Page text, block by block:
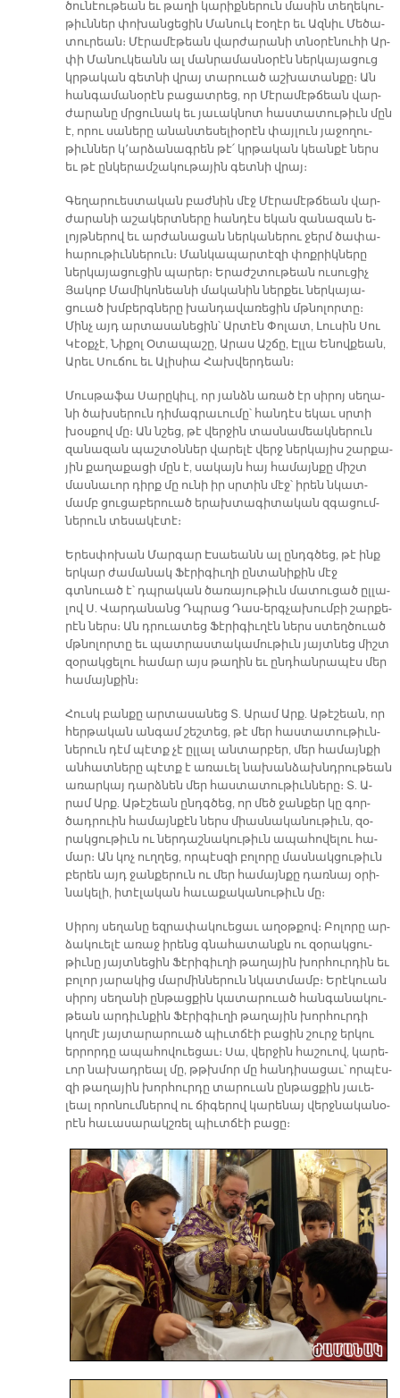
ծու­նէու­թեան եւ թա­ղի կա­րիք­նե­րուն մա­սին տե­ղե­կու­
թիւն­ներ փո­խան­ցե­ցին Մա­նուկ Էօ­ղէր եւ Ազ­նիւ Մե­ծա­
տու­րեան։ Մէ­րա­մէ­թեան վար­ժա­րա­նի տնօ­րէ­նու­հի Ար­
փի Մա­նու­կեանն ալ ման­րա­մաս­նօ­րէն ներ­կա­յա­ցուց
կրթա­կան գետ­նի վրայ տա­րուած աշ­խա­տան­քը։ Ան
հան­գա­մա­նօ­րէն բա­ցատ­րեց, որ Մէ­րա­մէթ­ճեան վար­
ժա­րա­նը մրցու­նակ եւ յա­ւակ­նոտ հաս­տա­տու­թիւն մըն
է, ո­րու սա­նե­րը ա­նան­տե­սե­լիօ­րէն փայ­լուն յա­ջո­ղու­
թիւն­ներ կ՚ար­ձա­նագ­րեն թէ՛ կրթա­կան կեան­քէ ներս
եւ թէ ըն­կե­րամ­շա­կու­թա­յին գետ­նի վրայ։
Գե­ղա­րուես­տա­կան բաժ­նին մէջ Մէ­րա­մէթ­ճեան վար­
ժա­րա­նի ա­շա­կերտ­նե­րը հան­դէս ե­կան զա­նա­զան ե­
լոյթ­նե­րով եւ ար­ժա­նա­ցան ներ­կա­նե­րու ջերմ ծա­փա­
հա­րու­թիւն­նե­րուն։ Ման­կա­պար­տէ­զի փոք­րիկ­նե­րը
ներ­կա­յա­ցու­ցին պա­րեր։ Ե­րաժշ­տու­թեան ու­սուց­իչ
Յա­կոբ Մա­մի­կո­նեա­նի մա­կա­նին ներ­քեւ ներ­կա­յա­
ցուած խմբերգ­նե­րը խան­դա­վա­ռե­ցին մթնո­լոր­տը։
Մինչ այդ ար­տա­սա­նե­ցին՝ Ար­տէն Փո­լատ, Լու­սին Սու
Կէօք­չէ, Նի­քոլ Օ­տա­պա­շը, Ա­րաս Աշ­ճը, Էլ­լա Ե­նով­քեան,
Ա­րեւ Սու­ճու եւ Ա­լի­սիա Հախ­վեր­դեան։
Մուս­թա­ֆա Սա­րը­կիւլ, որ յանձն ա­ռած էր սի­րոյ սե­ղա­
նի ծախ­սե­րուն դի­մագ­րա­ւու­մը՝ հան­դէս ե­կաւ սրտի
խօս­քով մը։ Ան նշեց, թէ վեր­ջին տաս­նա­մեակ­նե­րուն
զա­նա­զան պաշ­տօն­ներ վա­րե­լէ վերջ ներ­կա­յիս շար­քա­
յին քա­ղա­քա­ցի մըն է, սա­կայն հայ հա­մայն­քը միշտ
մաս­նա­ւոր դիրք մը ու­նի իր սրտին մէջ՝ ի­րեն նկատ­
մամբ ցու­ցա­բե­րուած ե­րախ­տա­գի­տա­կան զգա­ցում­
նե­րուն տե­սա­կէ­տէ։
Ե­րես­փո­խան Մար­գար Է­սաեանն ալ ընդգ­ծեց, թէ ինք
եր­կար ժա­մա­նակ Ֆէ­րի­գիւ­ղի ըն­տա­նի­քին մէջ
գտնուած է՝ դպրա­կան ծա­ռա­յու­թիւն մա­տու­ցած ըլ­լա­
լով Ս. Վար­դա­նանց Դպրաց Դաս-երգ­չա­խում­բի շար­քե­
րէն ներս։ Ան դրուա­տեց Ֆէ­րի­գիւ­ղէն ներս ստեղ­ծուած
մթնո­լոր­տը եւ պատ­րաս­տա­կա­մու­թիւն յայտ­նեց միշտ
զօ­րակ­ցե­լու հա­մար այս թա­ղին եւ ընդ­հան­րա­պէս մեր
հա­մայն­քին։
Հուսկ բան­քը ար­տա­սա­նեց Տ. Ա­րամ Արք. Ա­թէ­շեան, որ
հեր­թա­կան ան­գամ շեշ­տեց, թէ մեր հաս­տա­տու­թիւն­
նե­րուն դէմ պէտք չէ ըլ­լալ ան­տար­բեր, մեր հա­մայն­քի
ան­հատ­նե­րը պէտք է ա­ռա­ւել նա­խան­ձախնդրու­թեան
ա­ռար­կայ դարձ­նեն մեր հաս­տա­տու­թիւն­նե­րը։ Տ. Ա­
րամ Արք. Ա­թէ­շեան ընդգ­ծեց, որ մեծ ջան­քեր կը գոր­
ծադ­րուին հա­մայն­քէն ներս միաս­նա­կա­նու­թիւն, զօ­
րակ­ցու­թիւն ու ներ­դաշ­նա­կու­թիւն ա­պա­հո­վե­լու հա­
մար։ Ան կոչ ուղ­ղեց, որ­պէս­զի բո­լո­րը մաս­նակ­ցու­թիւն
բե­րեն այդ ջան­քե­րուն ու մեր հա­մայն­քը դառ­նայ օ­րի­
նա­կե­լի, ի­տէ­լա­կան հա­ւա­քա­կա­նու­թիւն մը։
Սի­րոյ սե­ղա­նը եզ­րա­փա­կուե­ցաւ ա­ղօթ­քով։ Բո­լո­րը ար­
ձա­կուե­լէ ա­ռաջ ի­րենց գնա­հա­տանքն ու զօ­րակ­ցու­
թիւ­նը յայտ­նե­ցին Ֆէ­րի­գիւ­ղի թա­ղա­յին խոր­հուր­դին եւ
բո­լոր յա­րա­կից մար­մին­նե­րուն նկատ­մամբ։ Ե­րէ­կուան
սի­րոյ սե­ղա­նի ըն­թաց­քին կա­տա­րուած հան­գա­նա­կու­
թեան ար­դիւն­քին Ֆէ­րի­գիւ­ղի թա­ղա­յին խոր­հուր­դի
կող­մէ յայ­տա­րա­րուած պիւտ­ճէի բա­ցին շուրջ եր­կու
եր­րոր­դը ա­պա­հո­վուե­ցաւ։ Սա, վեր­ջին հա­շուով, կա­րե­
ւոր նա­խադ­րեալ մը, թթխմոր մը հան­դի­սա­ցաւ՝ որ­պէս­
զի թա­ղա­յին խոր­հուր­դը տա­րուան ըն­թաց­քին յա­ւե­
լեալ ո­րո­նում­նե­րով ու ճի­գե­րով կա­րե­նայ վերջ­նա­կա­նօ­
րէն հա­ւա­սա­րակշ­ռել պիւտ­ճէի բա­ցը։